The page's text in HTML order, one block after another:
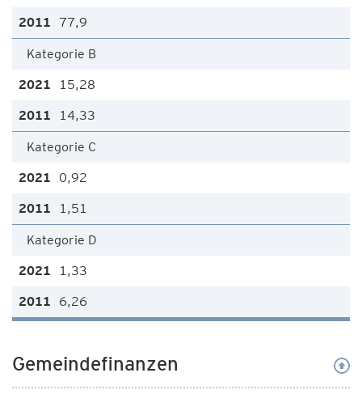
77,9
Kategorie B
15,28
14,33
Kategorie C
0,92
1,51
Kategorie D
1,33
6,26
Gemeindefinanzen